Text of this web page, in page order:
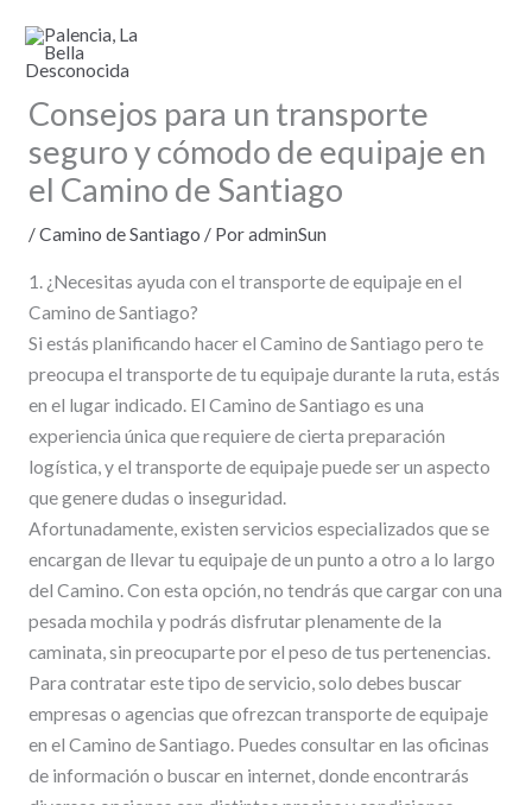
contenido
Consejos para un transporte
seguro y cómodo de equipaje en
el Camino de Santiago
/Camino de Santiago / PoradminSun
1. ¿Necesitas ayuda con el transporte de equipaje en el
Camino de Santiago?
Si estás planificando hacer el Camino de Santiago pero te
preocupa el transporte de tu equipaje durante la ruta, estás
en el lugar indicado. El Camino de Santiago es una
experiencia única que requiere de cierta preparación
logística, y el transporte de equipaje puede ser un aspecto
que genere dudas o inseguridad.
Afortunadamente, existen servicios especializados que se
encargan de llevar tu equipaje de un punto a otro a lo largo
del Camino. Con esta opción, no tendrás que cargar con una
pesada mochila y podrás disfrutar plenamente de la
caminata, sin preocuparte por el peso de tus pertenencias.
Para contratar este tipo de servicio, solo debes buscar
empresas o agencias que ofrezcan transporte de equipaje
en el Camino de Santiago. Puedes consultar en las oficinas
de información o buscar en internet, donde encontrarás